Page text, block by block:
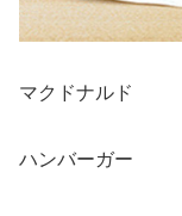
マクドナルド
ハンバーガー